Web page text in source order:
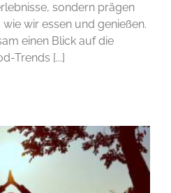
sondern prägen
wir essen und genießen.
einen Blick auf die
Trends [...]